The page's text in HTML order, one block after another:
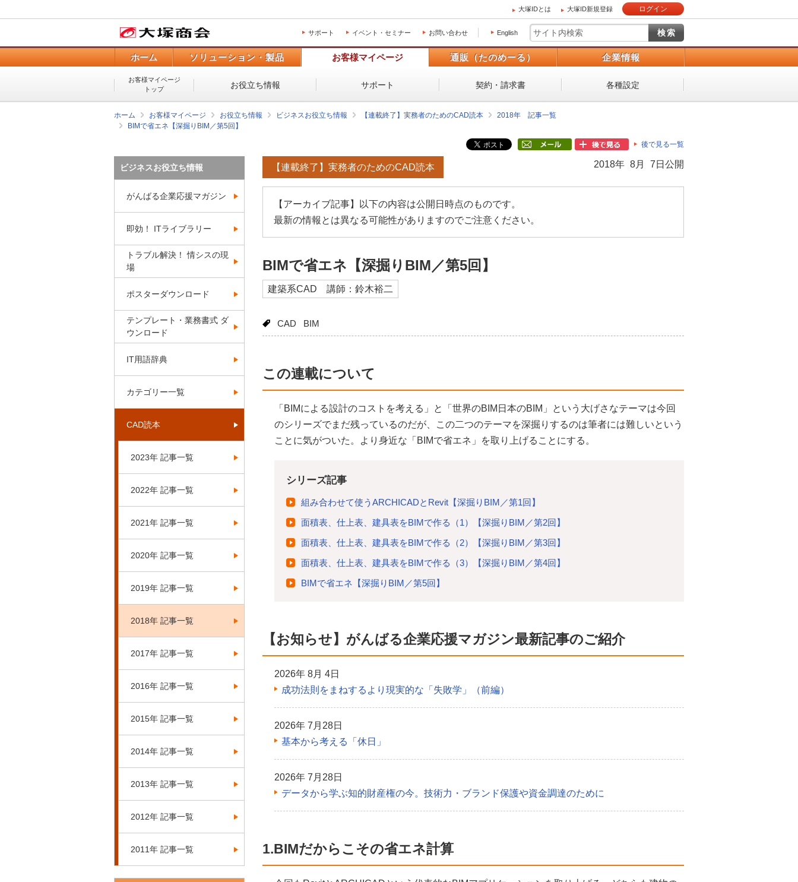
大塚IDとは 大塚ID新規登録 ログイン
サポート イベント・セミナー お問い合わせ English
ホーム ソリューション・製品 お客様マイページ 通販（たのめーる） 企業情報
お客様マイページ
トップ
お役立ち情報 サポート 契約・請求書 各種設定
ホーム お客様マイページ お役立ち情報 ビジネスお役立ち情報 【連載終了】実務者のためのCAD読本
2018年 記事一覧
BIMで省エネ【深掘りBIM／第5回】
後で見る一覧
2018年 8月 7日公開
【連載終了】実務者のためのCAD読本
【アーカイブ記事】以下の内容は公開日時点のものです。
最新の情報とは異なる可能性がありますのでご注意ください。
BIMで省エネ【深掘りBIM／第5回】
建築系CAD 講師：鈴木裕二
CAD BIM
この連載について
「BIMによる設計のコストを考える」と「世界のBIM日本のBIM」という大げさなテーマは今回
のシリーズでまだ残っているのだが、この二つのテーマを深掘りするのは筆者には難しいという
ことに気がついた。より身近な「BIMで省エネ」を取り上げることにする。
シリーズ記事
組み合わせて使うARCHICADとRevit【深掘りBIM／第1回】
面積表、仕上表、建具表をBIMで作る（1）【深掘りBIM／第2回】
面積表、仕上表、建具表をBIMで作る（2）【深掘りBIM／第3回】
面積表、仕上表、建具表をBIMで作る（3）【深掘りBIM／第4回】
BIMで省エネ【深掘りBIM／第5回】
【お知らせ】がんばる企業応援マガジン最新記事のご紹介
2026年 8月 4日
成功法則をまねするより現実的な「失敗学」（前編）
2026年 7月28日
基本から考える「休日」
2026年 7月28日
データから学ぶ知的財産権の今。技術力・ブランド保護や資金調達のために
1.BIMだからこその省エネ計算
ビジネスお役立ち情報
がんばる企業応援マガジン
即効！ ITライブラリー
トラブル解決！ 情シスの現
場
ポスターダウンロード
テンプレート・業務書式 ダ
ウンロード
IT用語辞典
カテゴリー一覧
CAD読本
2023年 記事一覧
2022年 記事一覧
2021年 記事一覧
2020年 記事一覧
2019年 記事一覧
2018年 記事一覧
2017年 記事一覧
2016年 記事一覧
2015年 記事一覧
2014年 記事一覧
2013年 記事一覧
2012年 記事一覧
2011年 記事一覧